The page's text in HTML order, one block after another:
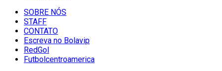
SOBRE NÓS
STAFF
CONTATO
Escreva no Bolavip
RedGol
Futbolcentroamerica